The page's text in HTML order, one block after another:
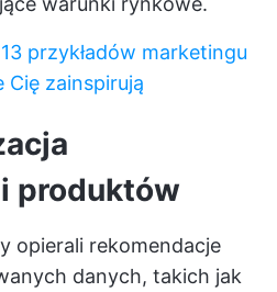
13 przykładów marketingu
zainspirują
produktów
opierali rekomendacje
danych, takich jak